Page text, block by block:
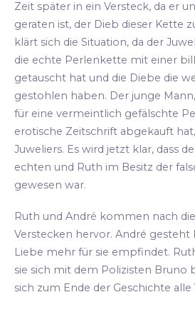
Zeit später in ein Versteck, da er
geraten ist, der Dieb dieser Kette
klärt sich die Situation, da der
die echte Perlenkette mit einer
getauscht hat und die Diebe die
gestohlen haben. Der junge
für eine vermeintlich gefälschte
erotische Zeitschrift abgekauft
Juweliers. Es wird jetzt klar, dass
echten und Ruth im Besitz der
gewesen war.
Ruth und André kommen nach
Verstecken hervor. André gesteht
Liebe mehr für sie empfindet.
sie sich mit dem Polizisten Bruno
sich zum Ende der Geschichte